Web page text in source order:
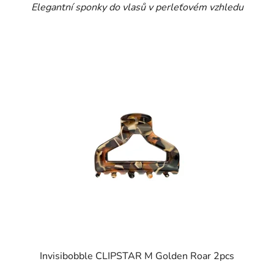
Elegantní sponky do vlasů v perleťovém vzhledu
Invisibobble CLIPSTAR M Golden Roar 2pcs